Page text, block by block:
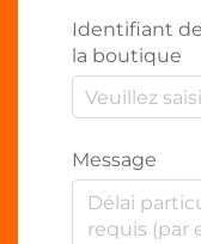
Identifiant
la boutique
Message